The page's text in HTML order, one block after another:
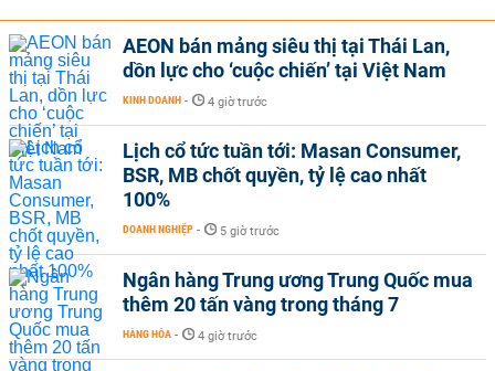
AEON bán mảng siêu thị tại Thái Lan,
dồn lực cho ‘cuộc chiến’ tại Việt Nam
KINH DOANH - 4 giờ trước
Lịch cổ tức tuần tới: Masan Consumer,
BSR, MB chốt quyền, tỷ lệ cao nhất
100%
DOANH NGHIỆP - 5 giờ trước
Ngân hàng Trung ương Trung Quốc mua
thêm 20 tấn vàng trong tháng 7
HÀNG HÓA - 4 giờ trước